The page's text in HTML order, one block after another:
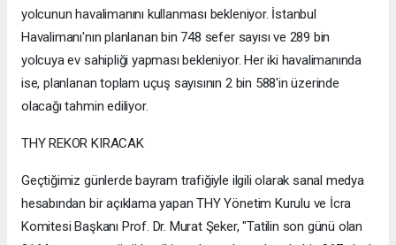
yolcunun havalimanını kullanması bekleniyor. İstanbul
Havalimanı'nın planlanan bin 748 sefer sayısı ve 289 bin
yolcuya ev sahipliği yapması bekleniyor. Her iki havalimanında
ise, planlanan toplam uçuş sayısının 2 bin 588'in üzerinde
olacağı tahmin ediliyor.
THY REKOR KIRACAK
Geçtiğimiz günlerde bayram trafiğiyle ilgili olarak sanal medya
hesabından bir açıklama yapan THY Yönetim Kurulu ve İcra
Komitesi Başkanı Prof. Dr. Murat Şeker, "Tatilin son günü olan